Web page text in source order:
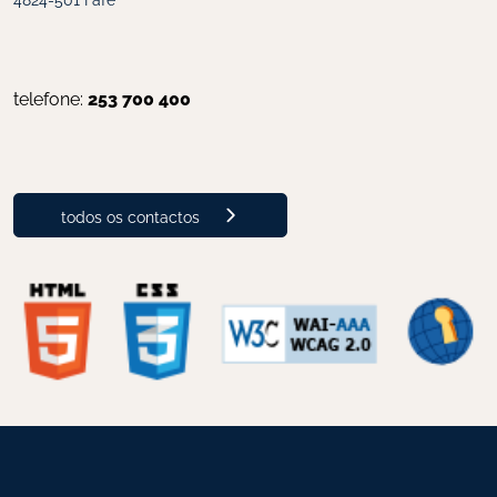
telefone: 253 700 400
todos os contactos